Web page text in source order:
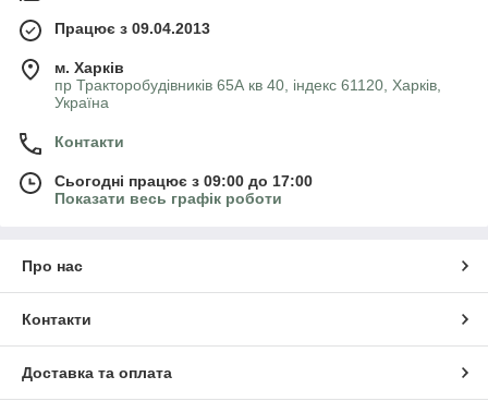
Працює з 09.04.2013
м. Харків
пр Тракторобудівників 65А кв 40, індекс 61120, Харків,
Україна
Контакти
Сьогодні працює з 09:00 до 17:00
Показати весь графік роботи
Про нас
Контакти
Доставка та оплата